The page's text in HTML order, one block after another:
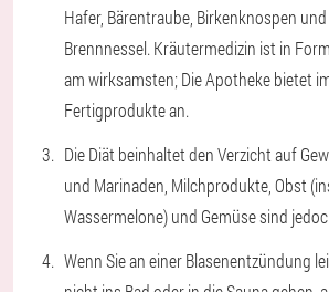
Hafer, Bärentraube, Birkenknospen
Brennnessel. Kräutermedizin ist in
am wirksamsten; Die Apotheke bietet
Fertigprodukte an.
Die Diät beinhaltet den Verzicht auf
und Marinaden, Milchprodukte, Obst
Wassermelone) und Gemüse sind
Wenn Sie an einer Blasenentzündung